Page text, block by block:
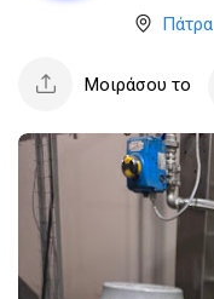
Πάτρα
Μοιράσου το